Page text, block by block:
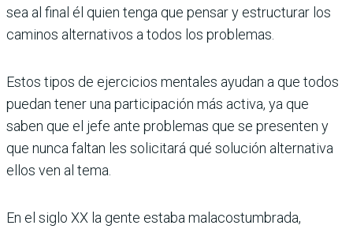
sea al final él quien tenga que pensar y estructurar los
caminos alternativos a todos los problemas.
Estos tipos de ejercicios mentales ayudan a que todos
puedan tener una participación más activa, ya que
saben que el jefe ante problemas que se presenten y
que nunca faltan les solicitará qué solución alternativa
ellos ven al tema.
En el siglo XX la gente estaba malacostumbrada,